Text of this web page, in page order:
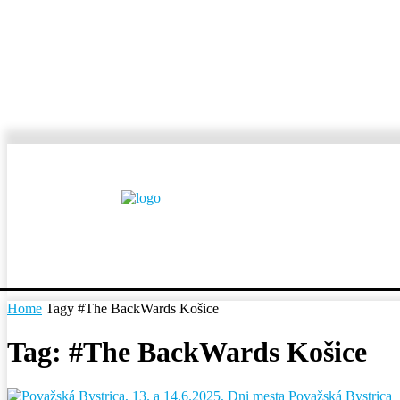
Home Tagy #The BackWards Košice
Tag: #The BackWards Košice